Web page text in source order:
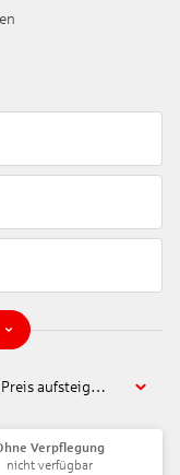
Preis aufsteigend
Verpflegung
nicht verfügbar